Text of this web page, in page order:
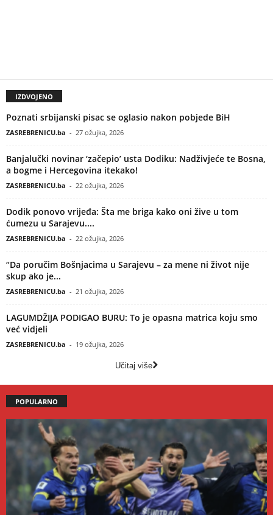
IZDVOJENO
Poznati srbijanski pisac se oglasio nakon pobjede BiH
ZASREBRENICU.ba - 27 ožujka, 2026
Banjalučki novinar ‘začepio’ usta Dodiku: Nadživjeće te Bosna,
a bogme i Hercegovina itekako!
ZASREBRENICU.ba - 22 ožujka, 2026
Dodik ponovo vrijeđa: Šta me briga kako oni žive u tom
ćumezu u Sarajevu....
ZASREBRENICU.ba - 22 ožujka, 2026
“Da poručim Bošnjacima u Sarajevu – za mene ni život nije
skup ako je...
ZASREBRENICU.ba - 21 ožujka, 2026
LAGUMDŽIJA PODIGAO BURU: To je opasna matrica koju smo
već vidjeli
ZASREBRENICU.ba - 19 ožujka, 2026
Učitaj više
POPULARNO